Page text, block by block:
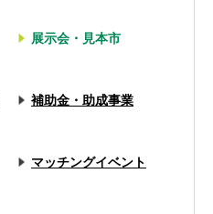
展示会・見本市
補助金・助成事業
マッチングイベント